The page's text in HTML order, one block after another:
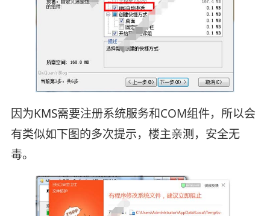
因为KMS需要注册系统服务和COM组件，所以会
有类似如下图的多次提示，楼主亲测，安全无
毒。